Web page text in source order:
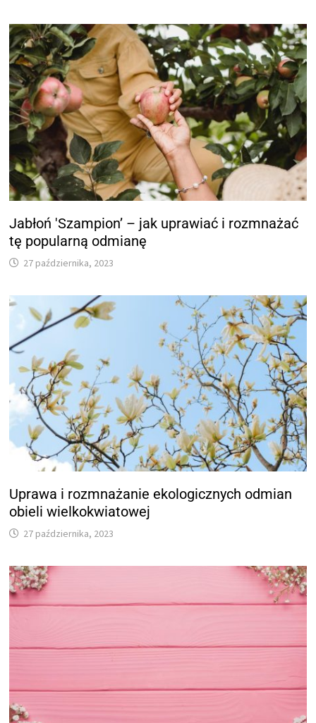
Jabłoń 'Szampion’ – jak uprawiać i rozmnażać
tę popularną odmianę
27 października, 2023
Uprawa i rozmnażanie ekologicznych odmian
obieli wielkokwiatowej
27 października, 2023